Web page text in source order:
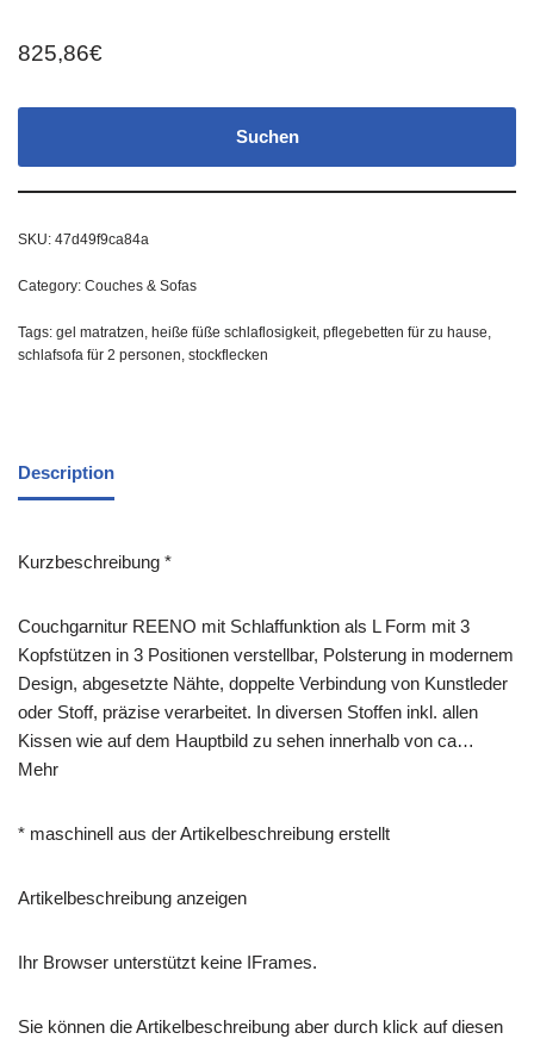
825,86€
Suchen
SKU: 47d49f9ca84a
Category: Couches & Sofas
Tags: gel matratzen, heiße füße schlaflosigkeit, pflegebetten für zu hause,
schlafsofa für 2 personen, stockflecken
Description
Kurzbeschreibung *
Couchgarnitur REENO mit Schlaffunktion als L Form mit 3
Kopfstützen in 3 Positionen verstellbar, Polsterung in modernem
Design, abgesetzte Nähte, doppelte Verbindung von Kunstleder
oder Stoff, präzise verarbeitet. In diversen Stoffen inkl. allen
Kissen wie auf dem Hauptbild zu sehen innerhalb von ca…
Mehr
* maschinell aus der Artikelbeschreibung erstellt
Artikelbeschreibung anzeigen
Ihr Browser unterstützt keine IFrames.
Sie können die Artikelbeschreibung aber durch klick auf diesen